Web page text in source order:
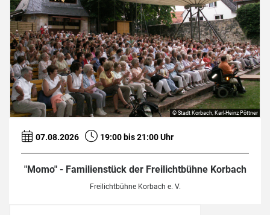
07.08.2026 19:00 bis 21:00 Uhr
"Momo" - Familienstück der Freilichtbühne Korbach
Freilichtbühne Korbach e. V.
© Stadt Korbach, Karl-Heinz Pöttner